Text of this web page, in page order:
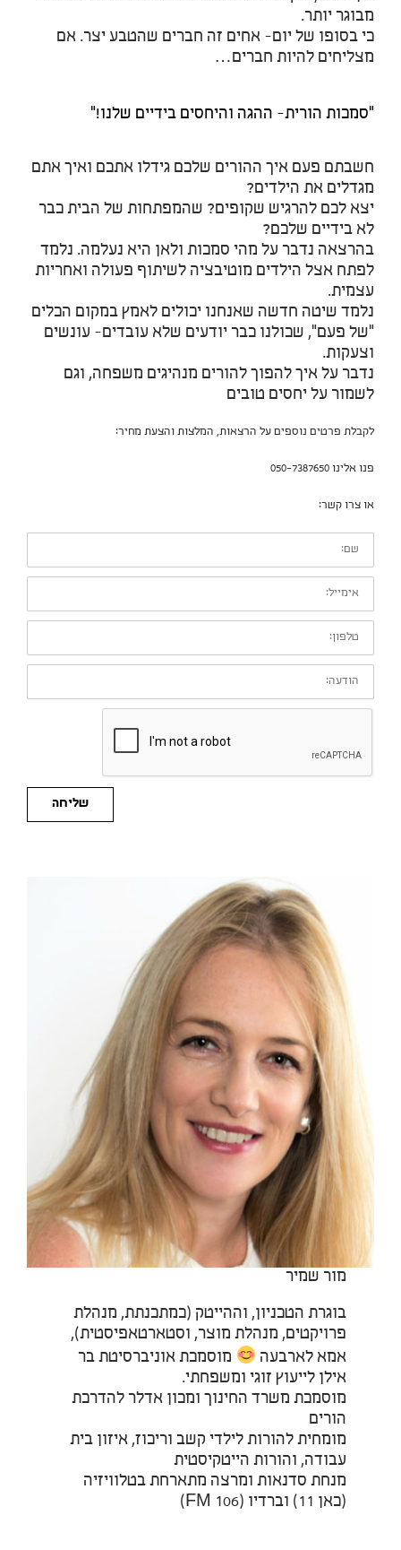
מבוגר יותר.
כי בסופו של יום- אחים זה חברים שהטבע יצר. אם
מצליחים להיות חברים…
"סמכות הורית- ההגה והיחסים בידיים שלנו!"
חשבתם פעם איך ההורים שלכם גידלו אתכם ואיך אתם
מגדלים את הילדים?
יצא לכם להרגיש שקופים? שהמפתחות של הבית כבר
לא בידיים שלכם?
בהרצאה נדבר על מהי סמכות ולאן היא נעלמה. נלמד
לפתח אצל הילדים מוטיבציה לשיתוף פעולה ואחריות
עצמית.
נלמד שיטה חדשה שאנחנו יכולים לאמץ במקום הכלים
"של פעם", שכולנו כבר יודעים שלא עובדים- עונשים
וצעקות.
נדבר על איך להפוך להורים מנהיגים משפחה, וגם
לשמור על יחסים טובים
לקבלת פרטים נוספים על הרצאות, המלצות והצעת מחיר:
פנו אלינו 050-7387650
או צרו קשר:
שם:
אימייל:
טלפון:
הודעה:
שליחה
מור שמיר
בוגרת הטכניון, וההייטק (כמתכנתת, מנהלת
פרויקטים, מנהלת מוצר, וסטארטאפיסטית),
אמא לארבעה
מוסמכת אוניברסיטת בר
אילן לייעוץ זוגי ומשפחתי.
מוסמכת משרד החינוך ומכון אדלר להדרכת
הורים
מומחית להורות לילדי קשב וריכוז, איזון בית
עבודה, והורות הייטקיסטית
מנחת סדנאות ומרצה מתארחת בטלוויזיה
(כאן 11) וברדיו (106 FM)